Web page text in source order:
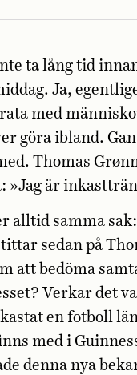
ta lång tid
Ja,
med
göra ibland.
Thomas
»Jag är
alltid samma
sedan på
att bedöma
Verkar det
en fotboll
med i
denna nya